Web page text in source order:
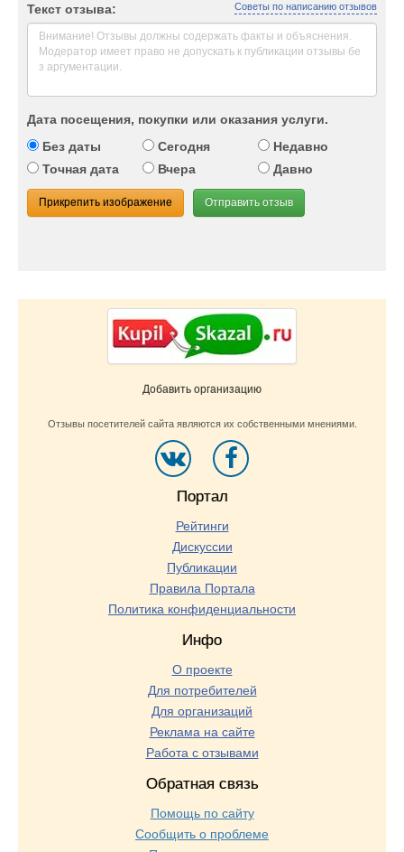
Текст отзыва: Советы по написанию отзывов
Дата посещения, покупки или оказания услуги.
Без даты
Сегодня
Недавно
Точная дата
Вчера Давно
Прикрепить изображение Отправить отзыв
Добавить организацию
Отзывы посетителей сайта являются их собственными мнениями.
Портал
Рейтинги
Дискуссии
Публикации
Правила Портала
Политика конфиденциальности
Инфо
О проекте
Для потребителей
Для организаций
Реклама на сайте
Работа с отзывами
Обратная связь
Помощь по сайту
Сообщить о проблеме